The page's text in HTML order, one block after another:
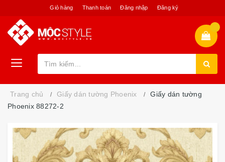
Giỏ hàng Thanh toán Đăng nhập Đăng ký
Trang chủ Giấy dán tường Phoenix
Giấy dán tường
Phoenix 88272-2